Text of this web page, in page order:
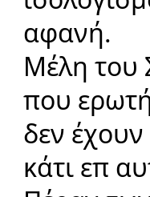
αφανή.
Μέλη του
που
δεν
κάτι επ